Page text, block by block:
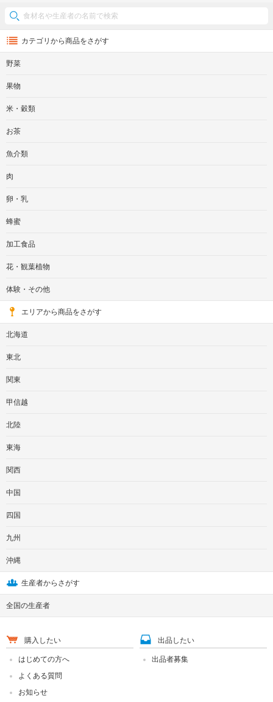
カテゴリから商品をさがす
野菜
果物
米・穀類
お茶
魚介類
肉
卵・乳
蜂蜜
加工食品
花・観葉植物
体験・その他
エリアから商品をさがす
北海道
東北
関東
甲信越
北陸
東海
関西
中国
四国
九州
沖縄
生産者からさがす
全国の生産者
購入したい
はじめての方へ
よくある質問
お知らせ
出品したい
出品者募集